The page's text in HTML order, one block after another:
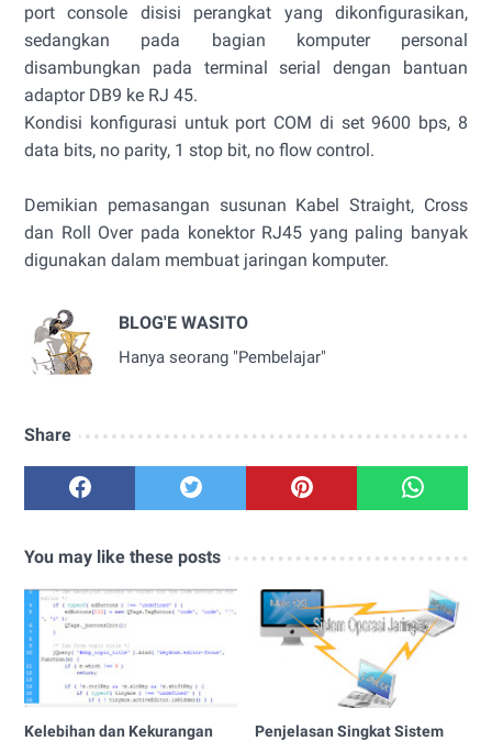
port console disisi perangkat yang dikonfigurasikan,
sedangkan pada bagian komputer personal
disambungkan pada terminal serial dengan bantuan
adaptor DB9 ke RJ 45.
Kondisi konfigurasi untuk port COM di set 9600 bps, 8
data bits, no parity, 1 stop bit, no flow control.
Demikian pemasangan susunan Kabel Straight, Cross
dan Roll Over pada konektor RJ45 yang paling banyak
digunakan dalam membuat jaringan komputer.
BLOG'E WASITO
Hanya seorang "Pembelajar"
Share
You may like these posts
Kelebihan dan Kekurangan
Penjelasan Singkat Sistem